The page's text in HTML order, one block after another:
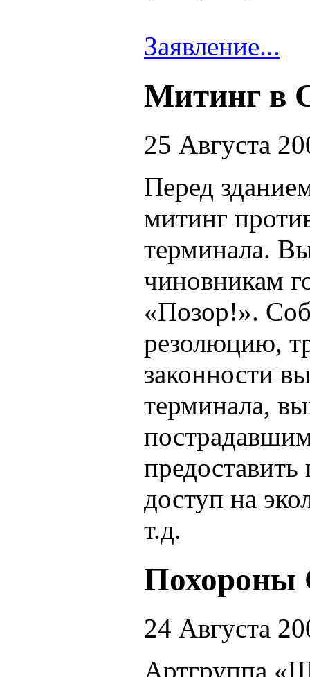
Заявление...
Митинг в
25 Августа
Перед
митинг
терминала.
чиновникам
«Позор!».
резолюцию,
законности
терминала,
доступ на
т.д.
Похороны
24 Августа
Артгруппа